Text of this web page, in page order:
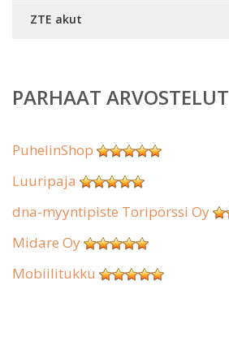
ZTE akut
PARHAAT ARVOSTELUT
PuhelinShop
Luuripaja
dna-myyntipiste Toripörssi Oy
Midare Oy
Mobiilitukku